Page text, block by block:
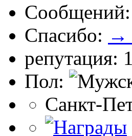
Спасибо: →
репутация: 1
Пол:
Санкт-